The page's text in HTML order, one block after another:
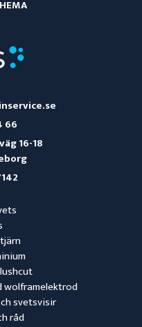
wolframelektrod
svetsvisir
råd
66
16-18